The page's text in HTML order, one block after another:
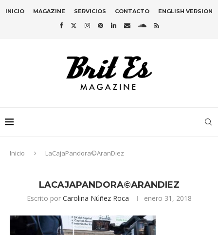
INICIO MAGAZINE SERVICIOS CONTACTO ENGLISH VERSION
Inicio LaCajaPandora©AranDiez
LACAJAPANDORA©ARANDIEZ
Escrito por Carolina Núñez Roca enero 31, 2018